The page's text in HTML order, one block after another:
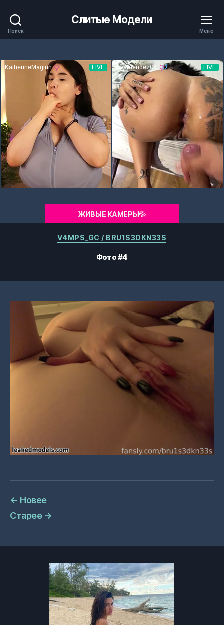
Поиск
Слитые Модели
Меню
ЖИВЫЕ КАМЕРЫ💦
Категории
V4MPS_GC / BRU1S3DKN33S
Фото #4
← Новее
Старее →